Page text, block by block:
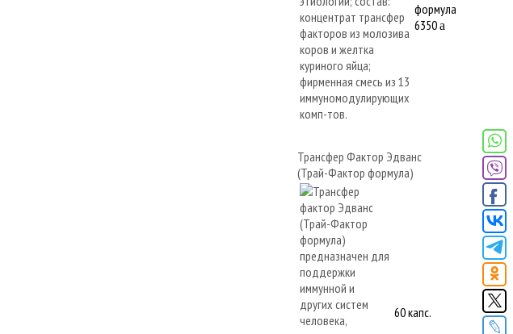
формула
6350a
Трансфер Фактор Эдванс
(Трай-Фактор формула)
60 капс.